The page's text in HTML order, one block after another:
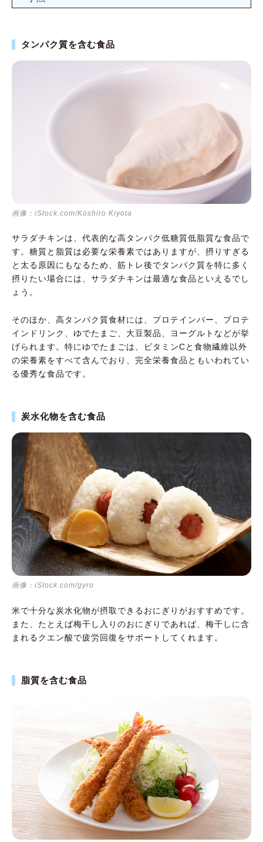
タンパク質を含む食品
画像：iStock.com/Koshiro Kiyota
サラダチキンは、代表的な高タンパク低糖質低脂質な食品で
す。糖質と脂質は必要な栄養素ではありますが、摂りすぎる
と太る原因にもなるため、筋トレ後でタンパク質を特に多く
摂りたい場合には、サラダチキンは最適な食品といえるでし
ょう。
そのほか、高タンパク質食材には、プロテインバー、プロテ
インドリンク、ゆでたまご、大豆製品、ヨーグルトなどが挙
げられます。特にゆでたまごは、ビタミンCと食物繊維以外
の栄養素をすべて含んでおり、完全栄養食品ともいわれてい
る優秀な食品です。
炭水化物を含む食品
画像：iStock.com/gyro
米で十分な炭水化物が摂取できるおにぎりがおすすめです。
また、たとえば梅干し入りのおにぎりであれば、梅干しに含
まれるクエン酸で疲労回復をサポートしてくれます。
脂質を含む食品